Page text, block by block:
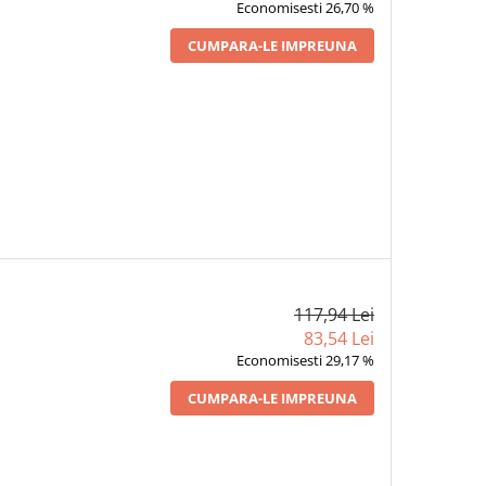
Economisesti 26,70 %
CUMPARA-LE IMPREUNA
117,94 Lei
83,54 Lei
Economisesti 29,17 %
CUMPARA-LE IMPREUNA